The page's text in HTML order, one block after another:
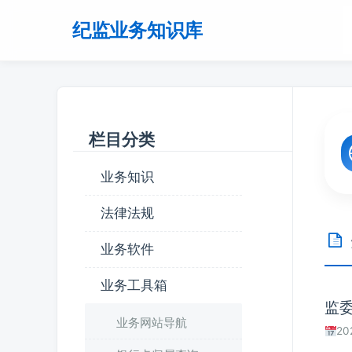
纪监业务知识库
栏目分类
业务知识
法律法规
业务软件
业务工具箱
业务网站导航
监